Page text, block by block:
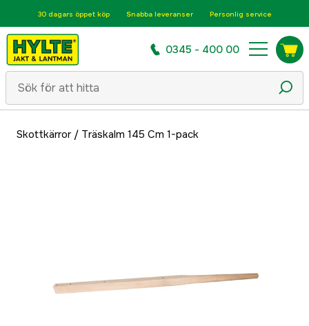
30 dagars öppet köp Snabba leveranser Personlig service
0345 - 400 00
Skottkärror/ Träskalm 145 Cm 1-pack